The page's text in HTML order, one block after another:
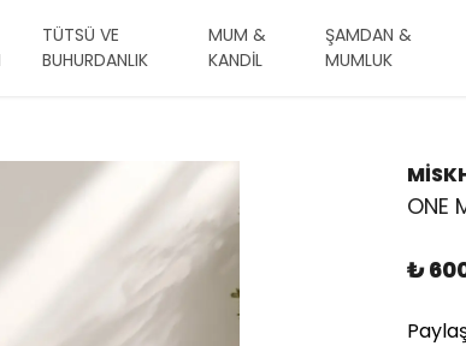
TÜTSÜ VE
BUHURDANLIK
MUM &
KANDİL
ŞAMDAN &
MUMLUK
ONE
₺